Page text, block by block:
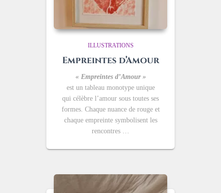
ILLUSTRATIONS
Empreintes d’Amour
« Empreintes d’Amour »
est un tableau monotype unique
qui célèbre l’amour sous toutes ses
formes. Chaque nuance de rouge et
chaque empreinte symbolisent les
rencontres …